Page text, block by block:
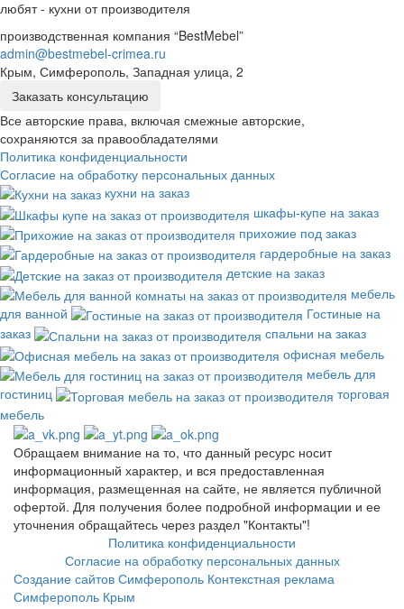
любят - кухни от производителя
производственная компания “BestMebel”
admin@bestmebel-crimea.ru
Крым, Симферополь, Западная улица, 2
Заказать консультацию
Все авторские права, включая смежные авторские,
сохраняются за правообладателями
Политика конфиденциальности
Согласие на обработку персональных данных
кухни на заказ
шкафы-купе на заказ
прихожие под заказ
гардеробные на заказ
детские на заказ
мебель
для ванной
Гостиные на
заказ
спальни на заказ
офисная мебель
мебель для
гостиниц
торговая
мебель
Обращаем внимание на то, что данный ресурс носит
информационный характер, и вся предоставленная
информация, размещенная на сайте, не является публичной
офертой. Для получения более подробной информации и ее
уточнения обращайтесь через раздел "Контакты"!
Политика конфиденциальности
Согласие на обработку персональных данных
Создание сайтов Симферополь Контекстная реклама
Симферополь Крым